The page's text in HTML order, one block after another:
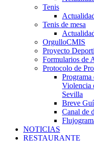
Tenis
Tenis de mesa
OrgulloCMIS
Proyecto
Formularios de
Protocolo de
Programa
Violencia
Sevilla
Breve
Canal de
NOTICIAS
RESTAURANTE